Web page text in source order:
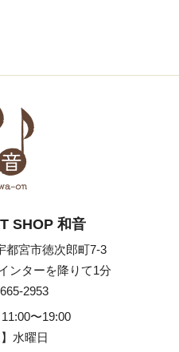
SHOP 和音
都宮市徳次郎町7-3
ンターを降りて1分
2953
11:00〜19:00
】水曜日